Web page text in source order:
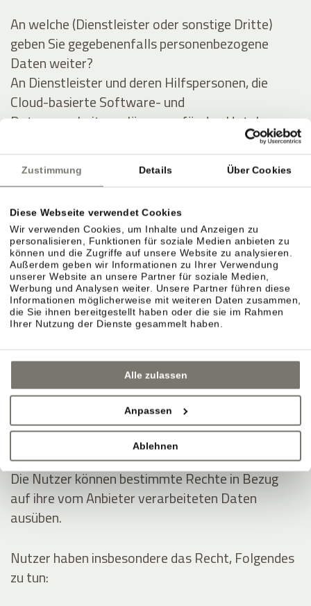
Zustimmung Details Über Cookies
Diese Webseite verwendet Cookies
Wir verwenden Cookies, um Inhalte und Anzeigen zu
personalisieren, Funktionen für soziale Medien anbieten zu
können und die Zugriffe auf unsere Website zu analysieren.
Außerdem geben wir Informationen zu Ihrer Verwendung
unserer Website an unsere Partner für soziale Medien,
Werbung und Analysen weiter. Unsere Partner führen diese
Informationen möglicherweise mit weiteren Daten zusammen,
die Sie ihnen bereitgestellt haben oder die sie im Rahmen
Ihrer Nutzung der Dienste gesammelt haben.
Alle zulassen
Anpassen
Ablehnen
An welche (Dienstleister oder sonstige Dritte)
geben Sie gegebenenfalls personenbezogene
Daten weiter?
An Dienstleister und deren Hilfspersonen, die
Cloud-basierte Software- und
Datenverarbeitungslösungen für das Hotel
anbieten, und im Auftrag des Hotels Daten des
Gastes (zu obigen Zwecken) auswerten und
verarbeiten.
Ausführliche Angaben über die Verarbeitung
personenbezogener Daten
Personenbezogene Daten werden zu folgenden
Zwecken unter Inanspruchnahme folgender
Dienstleistungen erhoben:
Analytik
Anzeigen von Inhalten externer Plattformen
Kontaktieren des Nutzers
Die Rechte der Nutzer
Die Nutzer können bestimmte Rechte in Bezug
auf ihre vom Anbieter verarbeiteten Daten
ausüben.
Nutzer haben insbesondere das Recht, Folgendes
zu tun: